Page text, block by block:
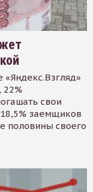
22%
свои
заемщиков
половины своего